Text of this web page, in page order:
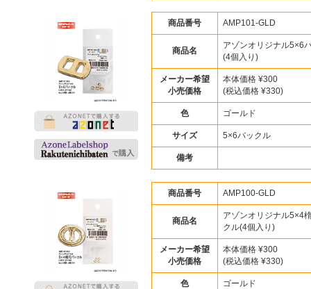
商品番号 AMP101-GLD
商品名
アゾンオリジナル5×6
(4個入り)
メーカー希望
小売価格
本体価格 ¥300
(税込価格 ¥330)
色 ゴールド
サイズ 5×6バックル
備考
商品番号 AMP100-GLD
商品名
アゾンオリジナル5×4
クル(4個入り)
メーカー希望
小売価格
本体価格 ¥300
(税込価格 ¥330)
色 ゴールド